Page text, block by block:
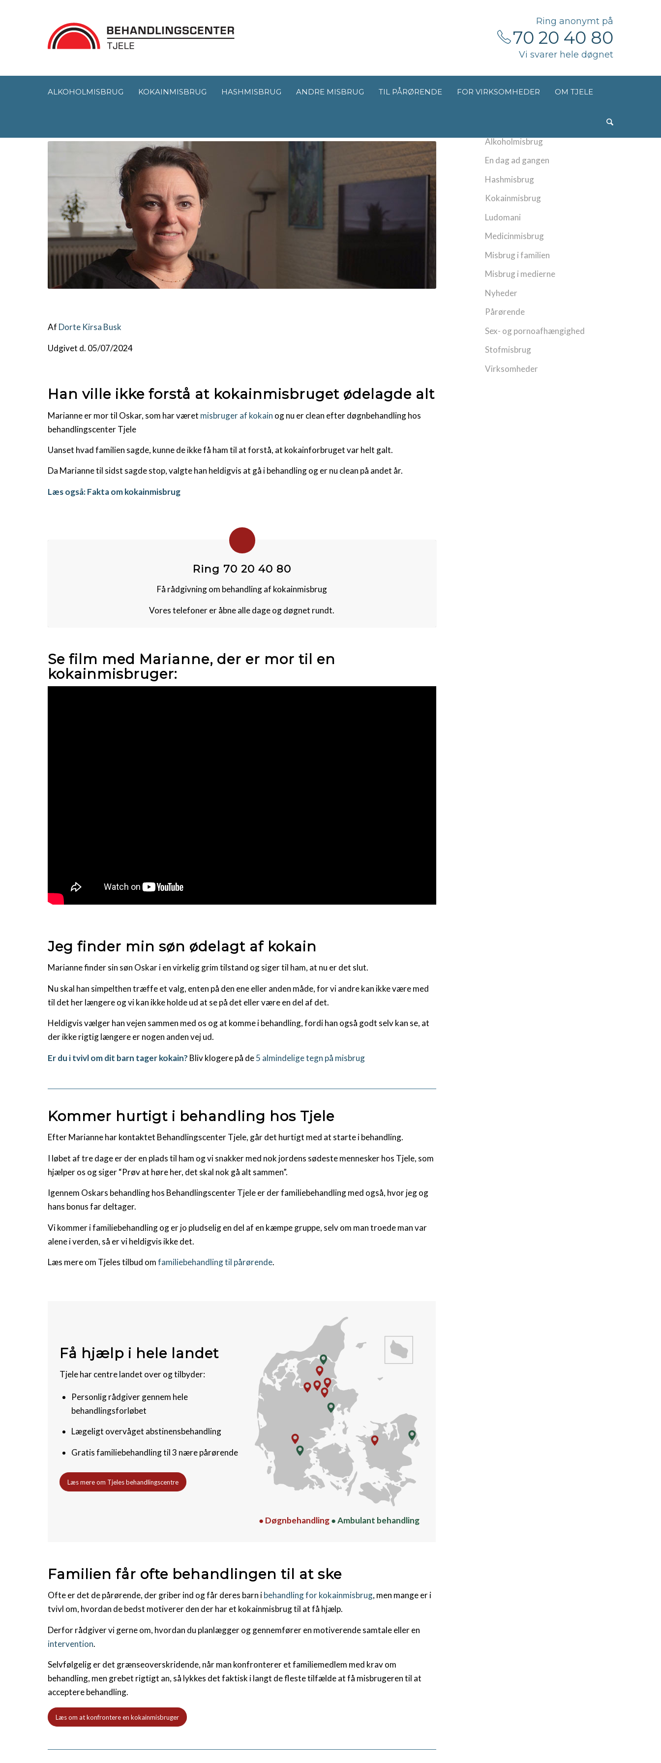
Ring anonymt på
70 20 40 80
Vi svarer hele døgnet
ALKOHOLMISBRUG KOKAINMISBRUG HASHMISBRUG ANDRE MISBRUG TIL PÅRØRENDE FOR VIRKSOMHEDER OM TJELE
Af Dorte Kirsa Busk
Udgivet d. 05/07/2024
Han ville ikke forstå at kokainmisbruget ødelagde alt
Marianne er mor til Oskar, som har været misbruger af kokain og nu er clean efter døgnbehandling hos
behandlingscenter Tjele
Uanset hvad familien sagde, kunne de ikke få ham til at forstå, at kokainforbruget var helt galt.
Da Marianne til sidst sagde stop, valgte han heldigvis at gå i behandling og er nu clean på andet år.
Læs også:Fakta om kokainmisbrug
Ring 70 20 40 80
Få rådgivning om behandling af kokainmisbrug
Vores telefoner er åbne alle dage og døgnet rundt.
Se film med Marianne, der er mor til en
kokainmisbruger:
Jeg finder min søn ødelagt af kokain
Marianne finder sin søn Oskar i en virkelig grim tilstand og siger til ham, at nu er det slut.
Nu skal han simpelthen træffe et valg, enten på den ene eller anden måde, for vi andre kan ikke være med
til det her længere og vi kan ikke holde ud at se på det eller være en del af det.
Heldigvis vælger han vejen sammen med os og at komme i behandling, fordi han også godt selv kan se, at
der ikke rigtig længere er nogen anden vej ud.
Er du i tvivl om dit barn tager kokain? Bliv klogere på de5 almindelige tegn på misbrug
Kommer hurtigt i behandling hos Tjele
Efter Marianne har kontaktet Behandlingscenter Tjele, går det hurtigt med at starte i behandling.
I løbet af tre dage er der en plads til ham og vi snakker med nok jordens sødeste mennesker hos Tjele, som
hjælper os og siger “Prøv at høre her, det skal nok gå alt sammen”.
Igennem Oskars behandling hos Behandlingscenter Tjele er der familiebehandling med også, hvor jeg og
hans bonus far deltager.
Vi kommer i familiebehandling og er jo pludselig en del af en kæmpe gruppe, selv om man troede man var
alene i verden, så er vi heldigvis ikke det.
Læs mere om Tjeles tilbud omfamiliebehandling til pårørende.
Få hjælp i hele landet
Tjele har centre landet over og tilbyder:
Personlig rådgiver gennem hele
behandlingsforløbet
Lægeligt overvåget abstinensbehandling
Gratis familiebehandling til 3 nære pårørende
Læs mere om Tjeles behandlingscentre
● Døgnbehandling● Ambulant behandling
Familien får ofte behandlingen til at ske
Ofte er det de pårørende, der griber ind og får deres barn ibehandling for kokainmisbrug, men mange er i
tvivl om, hvordan de bedst motiverer den der har et kokainmisbrug til at få hjælp.
Derfor rådgiver vi gerne om, hvordan du planlægger og gennemfører en motiverende samtale eller en
intervention.
Selvfølgelig er det grænseoverskridende, når man konfronterer et familiemedlem med krav om
behandling, men grebet rigtigt an, så lykkes det faktisk i langt de fleste tilfælde at få misbrugeren til at
acceptere behandling.
Læs om at konfrontere en kokainmisbruger
Alkoholmisbrug
En dag ad gangen
Hashmisbrug
Kokainmisbrug
Ludomani
Medicinmisbrug
Misbrug i familien
Misbrug i medierne
Nyheder
Pårørende
Sex- og pornoafhængighed
Stofmisbrug
Virksomheder